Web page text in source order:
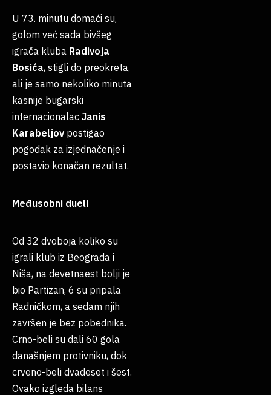
U 73. minutu domaći su,
golom već sada bivšeg
igrača kluba Radivoja
Bosića, stigli do preokreta,
ali je samo nekoliko minuta
kasnije bugarski
internacionalac Janis
Karabeljov postigao
pogodak za izjednačenje i
postavio konačan rezultat.
Međusobni dueli
Od 32 dvoboja koliko su
igrali klub iz Beograda i
Niša, na devetnaest bolji je
bio Partizan, 6 su pripala
Radničkom, a sedam njih
završen je bez pobednika.
Crno-beli su dali 60 gola
današnjem protivniku, dok
crveno-beli dvadeset i šest.
Ovako izgleda bilans